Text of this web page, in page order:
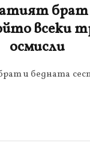
всеки
осмисли
и бедната